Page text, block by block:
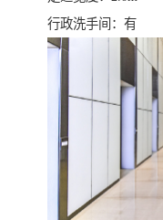
​行政洗手间：有